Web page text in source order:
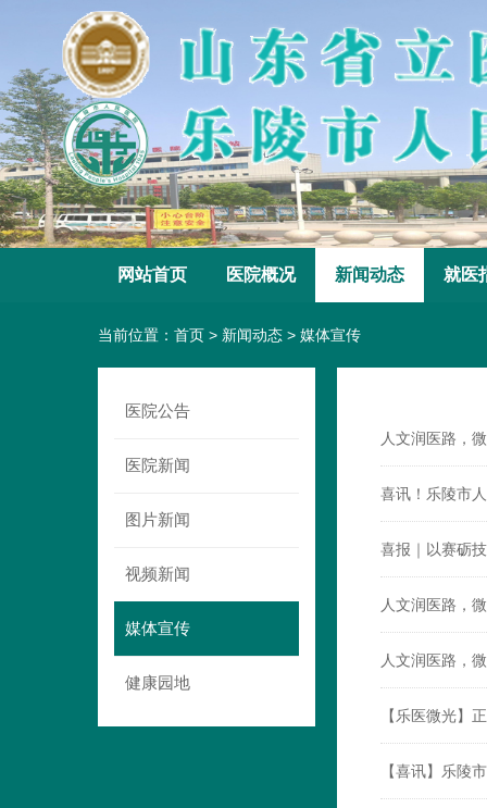
网站首页 医院概况 新闻动态 就医
当前位置： 首页 > 新闻动态 > 媒体宣传
医院公告
医院新闻
图片新闻
视频新闻
媒体宣传
健康园地
人文润医路，
喜讯！乐陵市
喜报｜以赛砺
人文润医路，
人文润医路，
【乐医微光】
【喜讯】乐陵